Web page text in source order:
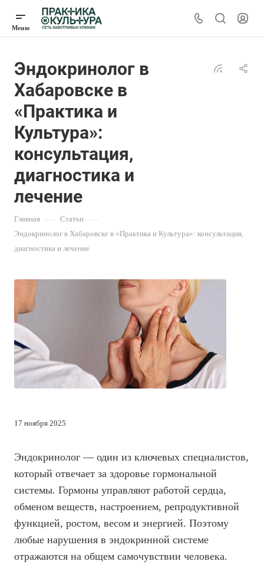
Эндокринолог в
Хабаровске в
«Практика и
Культура»:
консультация,
диагностика и
лечение
Главная — Статьи —
Эндокринолог в Хабаровске в «Практика и Культура»: консультация,
диагностика и лечение
17 ноября 2025
Эндокринолог — один из ключевых специалистов,
который отвечает за здоровье гормональной
системы. Гормоны управляют работой сердца,
обменом веществ, настроением, репродуктивной
функцией, ростом, весом и энергией. Поэтому
любые нарушения в эндокринной системе
отражаются на общем самочувствии человека.